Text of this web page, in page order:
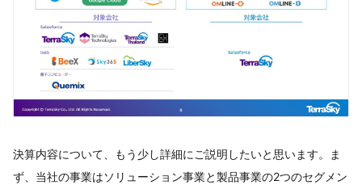
決算内容について、もう少し詳細にご説明したいと思います。ま
ず、当社の事業はソリューション事業と製品事業の2つのセグメン